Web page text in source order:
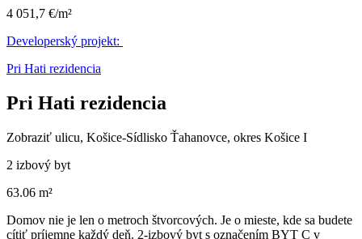
4 051,7 €/m²
Developerský projekt:
Pri Hati rezidencia
Pri Hati rezidencia
Zobraziť ulicu, Košice-Sídlisko Ťahanovce, okres Košice I
2 izbový byt
63.06 m²
Domov nie je len o metroch štvorcových. Je o mieste, kde sa budete
cítiť príjemne každý deň. 2-izbový byt s označením BYT C v